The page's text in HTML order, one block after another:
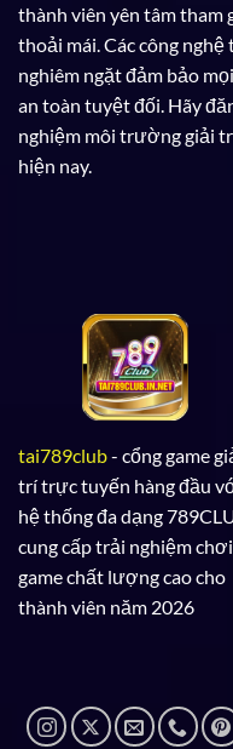
thành viên yên tâm tham
thoải mái. Các công
nghiêm ngặt đảm bảo
an toàn tuyệt đối. Hãy
nghiệm môi trường giải
hiện nay.
tai789club- cổng game
trí trực tuyến hàng đầu
hệ thống đa dạng
cung cấp trải nghiệm chơi
game chất lượng cao cho
thành viên năm 2026